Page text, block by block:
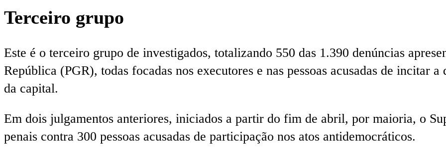
Terceiro grupo
Este é o terceiro grupo de investigados, totalizando 550 das 1.390 denúncias
República (PGR), todas focadas nos executores e nas pessoas acusadas de incitar
da capital.
Em dois julgamentos anteriores, iniciados a partir do fim de abril, por maioria, o
penais contra 300 pessoas acusadas de participação nos atos antidemocráticos.